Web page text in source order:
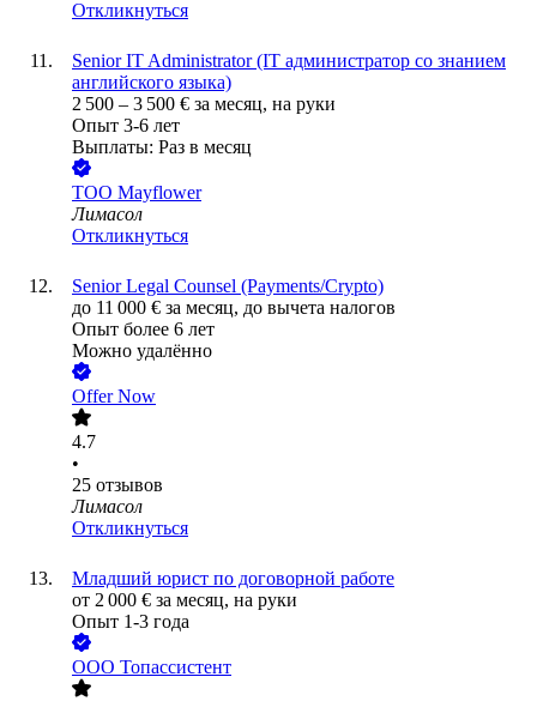
Откликнуться
Senior IT Administrator (IT администратор со знанием
английского языка)
2 500 – 3 500 € за месяц, на руки
Опыт 3-6 лет
Выплаты: Раз в месяц
ТОО Mayflower
Лимасол
Откликнуться
Senior Legal Counsel (Payments/Crypto)
до 11 000 € за месяц, до вычета налогов
Опыт более 6 лет
Можно удалённо
Offer Now
4.7
•
25 отзывов
Лимасол
Откликнуться
Младший юрист по договорной работе
от 2 000 € за месяц, на руки
Опыт 1-3 года
ООО Топассистент